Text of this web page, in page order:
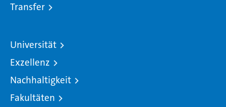
Transfer
Universität
Exzellenz
Nachhaltigkeit
Fakultäten